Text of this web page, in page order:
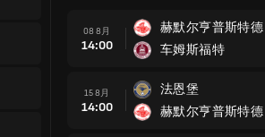
08 8月
14:00
赫默尔亨普斯特德
车姆斯福特
15 8月
14:00
法恩堡
赫默尔亨普斯特德